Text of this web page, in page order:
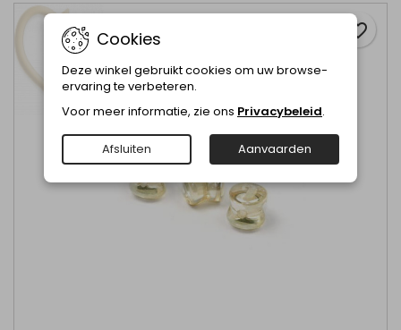
favorite_border
Cookies
Deze winkel gebruikt cookies om uw browse-
ervaring te verbeteren.
Voor meer informatie, zie ons Privacybeleid.
Afsluiten Aanvaarden